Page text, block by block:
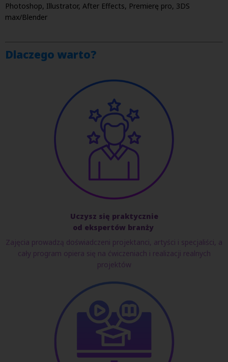
Photoshop, Illustrator, After Effects, Premierę pro, 3DS
max/Blender
Dlaczego warto?
Uczysz się praktycznie
od ekspertów branży
Zajęcia prowadzą doświadczeni projektanci, artyści i specjaliści, a
cały program opiera się na ćwiczeniach i realizacji realnych
projektów